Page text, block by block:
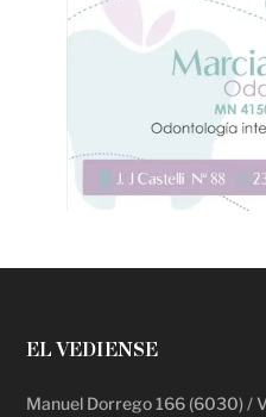
EL VEDIENSE
Manuel Dorrego 166 (6030) /